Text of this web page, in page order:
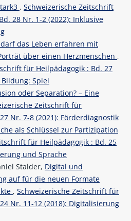
, Schweizerische Zeitschrift
28 Nr. 1-2 (2022): Inklusive
das Leben erfahren mit
über einen Herzmenschen ,
für Heilpädagogik : Bd. 27
Bildung: Spiel
oder Separation? – Eine
Zeitschrift für
Nr. 7-8 (2021): Förderdiagnostik
als Schlüssel zur Partizipation
für Heilpädagogik : Bd. 25
und Sprache
Stalder, Digital und
auf für die neuen Formate
, Schweizerische Zeitschrift für
Nr. 11-12 (2018): Digitalisierung